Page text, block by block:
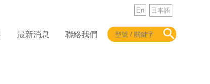
En 日本語
最新消息 聯絡我們